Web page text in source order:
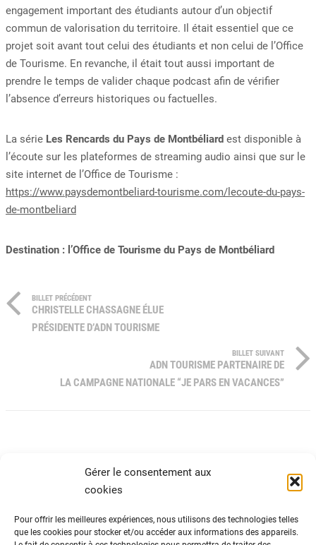
Gérer le consentement aux
cookies
Pour offrir les meilleures expériences, nous utilisons des technologies telles
que les cookies pour stocker et/ou accéder aux informations des appareils.
engagement important des étudiants autour d’un objectif
commun de valorisation du territoire. Il était essentiel que ce
projet soit avant tout celui des étudiants et non celui de l’Office
de Tourisme. En revanche, il était tout aussi important de
prendre le temps de valider chaque podcast afin de vérifier
l’absence d’erreurs historiques ou factuelles.
La série Les Rencards du Pays de Montbéliard est disponible à
l’écoute sur les plateformes de streaming audio ainsi que sur le
site internet de l’Office de Tourisme :
https://www.paysdemontbeliard-tourisme.com/lecoute-du-pays-
de-montbeliard
Destination : l’Office de Tourisme du Pays de Montbéliard
BILLET PRÉCÉDENT
CHRISTELLE CHASSAGNE ÉLUE
PRÉSIDENTE D’ADN TOURISME
BILLET SUIVANT
ADN TOURISME PARTENAIRE DE
LA CAMPAGNE NATIONALE “JE PARS EN VACANCES”